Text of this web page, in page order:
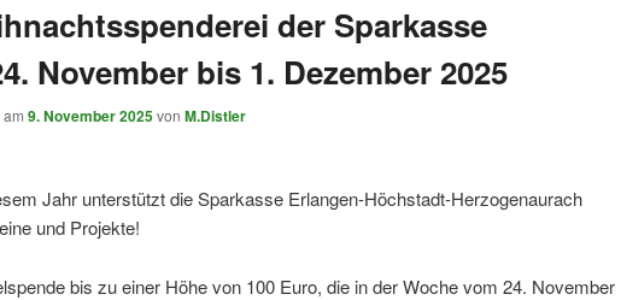
der Sparkasse
November bis 1. Dezember 2025
9. November 2025von M.Distler
Jahr unterstützt die Sparkasse Erlangen-Höchstadt-Herzogenaurach
und Projekte!
bis zu einer Höhe von 100 Euro, die in der Woche vom 24. November